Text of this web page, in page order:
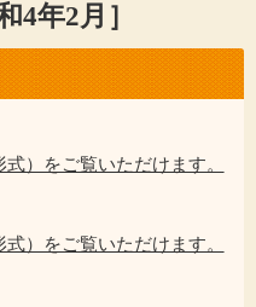
ョ
ン
ニ
を
4年2月］
）をご覧いただけます。
）をご覧いただけます。